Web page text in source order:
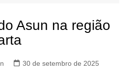
Asun na região
30 de setembro de 2025